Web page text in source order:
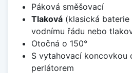
Páková směšovací
Tlaková(klasická baterie
vodnímu řádu nebo
Otočná o 150°
S vytahovací koncovkou
perlátorem